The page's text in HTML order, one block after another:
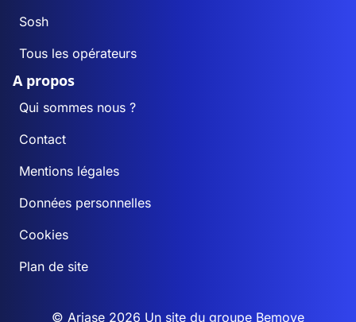
Sosh
Tous les opérateurs
A propos
Qui sommes nous ?
Contact
Mentions légales
Données personnelles
Cookies
Plan de site
© Ariase 2026 Un site du groupe Bemove